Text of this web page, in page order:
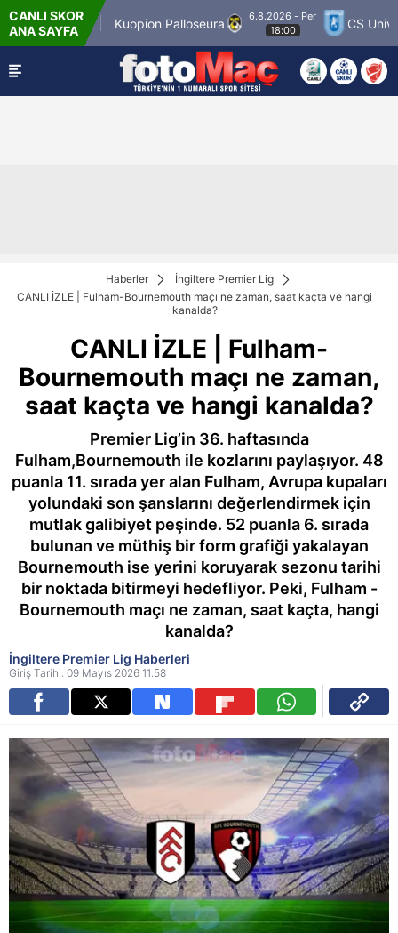
CANLI SKOR
ANA SAYFA
Match 12 Kuopion Palloseura
6.8.2026 - Per
CS
Haberler
İngiltere Premier Lig
CANLI İZLE | Fulham-Bournemouth maçı ne zaman, saat kaçta ve hangi
kanalda?
CANLI İZLE | Fulham-
Bournemouth maçı ne zaman,
saat kaçta ve hangi kanalda?
Premier Lig’in 36. haftasında
Fulham,Bournemouth ile kozlarını paylaşıyor. 48
puanla 11. sırada yer alan Fulham, Avrupa kupaları
yolundaki son şanslarını değerlendirmek için
mutlak galibiyet peşinde. 52 puanla 6. sırada
bulunan ve müthiş bir form grafiği yakalayan
Bournemouth ise yerini koruyarak sezonu tarihi
bir noktada bitirmeyi hedefliyor. Peki, Fulham -
Bournemouth maçı ne zaman, saat kaçta, hangi
kanalda?
İngiltere Premier Lig Haberleri
Giriş Tarihi: 09 Mayıs 2026 11:58